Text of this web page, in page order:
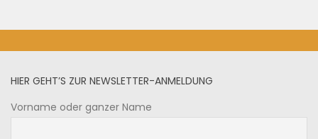
HIER GEHT’S ZUR NEWSLETTER-ANMELDUNG
Vorname oder ganzer Name